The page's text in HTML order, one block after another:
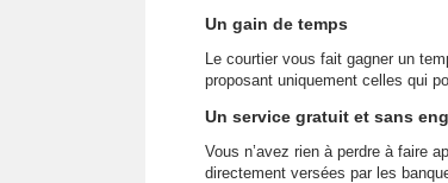
Un gain de temps
Le courtier vous fait gagner un
proposant uniquement celles qui
Un service gratuit et sans
Vous n’avez rien à perdre à faire
directement versées par les